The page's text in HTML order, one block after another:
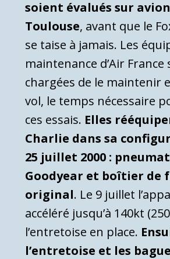
soient évalués sur
Toulouse, avant que le
se taise à jamais. Les
maintenance d’Air
chargées de le maintenir
vol, le temps nécessaire
ces essais. Elles
Charlie dans sa
25 juillet 2000 :
Goodyear et boîtier de
original. Le 9 juillet
accéléré jusqu’à 140kt
l’entretoise en place.
l’entretoise et les